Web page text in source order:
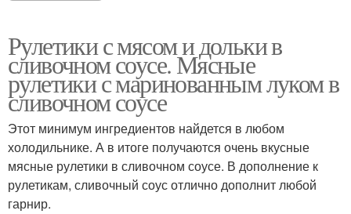
Рулетики с мясом и дольки в
сливочном соусе. Мясные
рулетики с маринованным луком в
сливочном соусе
Этот минимум ингредиентов найдется в любом
холодильнике. А в итоге получаются очень вкусные
мясные рулетики в сливочном соусе. В дополнение к
рулетикам, сливочный соус отлично дополнит любой
гарнир.